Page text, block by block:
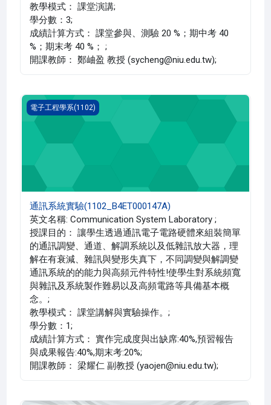
教學模式： 課堂演講;
學分數：3;
成績計算方式： 課堂參與、測驗 20 %；期中考 40
%；期末考 40 %； ;
開課教師： 鄭岫盈 教授 (sycheng@niu.edu.tw);
通訊系統實驗(1102_B4ET000147A)
電子工程學系(1102)
通訊系統實驗(1102_B4ET000147A)
英文名稱: Communication System Laboratory ;
授課目的： 讓學生透過通訊電子電路硬體來組裝簡單
的通訊調變、通道、解調系統以及低雜訊放大器，理
解在有衰減、雜訊與變形失真下，不同調變與解調變
通訊系統的的能力與高頻元件特性!使學生對系統頻寬
與雜訊及系統製作難易以及高頻電路等具備基本概
念。;
教學模式： 課堂講解與實驗操作。;
學分數：1;
成績計算方式： 實作完成度與出缺席:40%,預習報告
與成果報告:40%,期末考:20%;
開課教師： 梁耀仁 副教授 (yaojen@niu.edu.tw);